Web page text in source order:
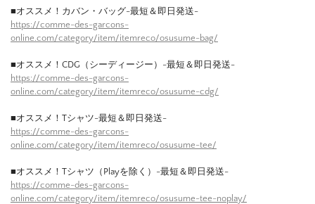
■オススメ！カバン・バッグ-最短＆即日発送-
https://comme-des-garcons-
online.com/category/item/itemreco/osusume-bag/
■オススメ！CDG（シーディージー）-最短＆即日発送-
https://comme-des-garcons-
online.com/category/item/itemreco/osusume-cdg/
■オススメ！Tシャツ-最短＆即日発送-
https://comme-des-garcons-
online.com/category/item/itemreco/osusume-tee/
■オススメ！Tシャツ（Playを除く）-最短＆即日発送-
https://comme-des-garcons-
online.com/category/item/itemreco/osusume-tee-noplay/